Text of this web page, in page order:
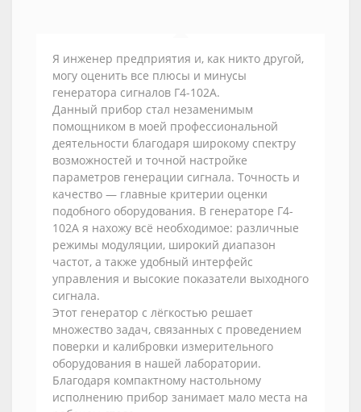
Я инженер предприятия и, как никто другой,
могу оценить все плюсы и минусы
генератора сигналов Г4-102А.
Данный прибор стал незаменимым
помощником в моей профессиональной
деятельности благодаря широкому спектру
возможностей и точной настройке
параметров генерации сигнала. Точность и
качество — главные критерии оценки
подобного оборудования. В генераторе Г4-
102А я нахожу всё необходимое: различные
режимы модуляции, широкий диапазон
частот, а также удобный интерфейс
управления и высокие показатели выходного
сигнала.
Этот генератор с лёгкостью решает
множество задач, связанных с проведением
поверки и калибровки измерительного
оборудования в нашей лаборатории.
Благодаря компактному настольному
исполнению прибор занимает мало места на